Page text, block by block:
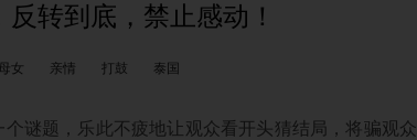
转到底，禁止感动！
母女 亲情 打鼓 泰国
谜题，乐此不疲地让观众看开头猜结局，将骗观众